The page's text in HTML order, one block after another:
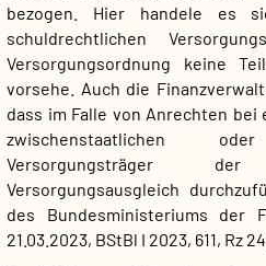
bezogen. Hier handele es
schuldrechtlichen
Versorgungsordnung keine
vorsehe. Auch die
dass im Falle von Anrechten bei
zwischenstaatlichen
Versorgungsträger der
Versorgungsausgleich
des Bundesministeriums der
21.03.2023, BStBl I 2023, 611, Rz